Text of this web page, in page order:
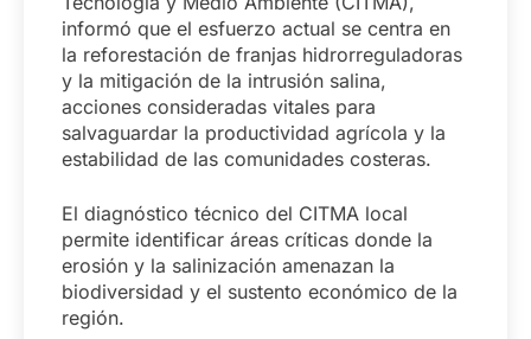
informó que el esfuerzo actual se centra en
la reforestación de franjas hidrorreguladoras
y la mitigación de la intrusión salina,
acciones consideradas vitales para
salvaguardar la productividad agrícola y la
estabilidad de las comunidades costeras.
El diagnóstico técnico del CITMA local
permite identificar áreas críticas donde la
erosión y la salinización amenazan la
biodiversidad y el sustento económico de la
región.